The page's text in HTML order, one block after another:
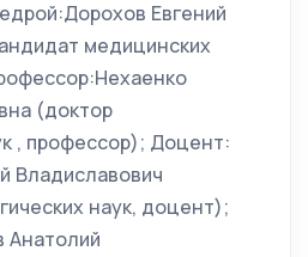
Евгений
медицинских
(доктор
, профессор); Доцент:
Владиславович
наук, доцент);
Анатолий